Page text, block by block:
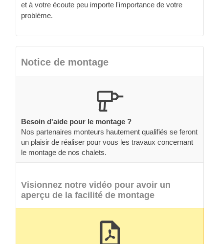
et à votre écoute peu importe l'importance de votre
problème.
Notice de montage
Besoin d'aide pour le montage ?
Nos partenaires monteurs hautement qualifiés se feront
un plaisir de réaliser pour vous les travaux concernant
le montage de nos chalets.
Visionnez notre vidéo pour avoir un
aperçu de la facilité de montage